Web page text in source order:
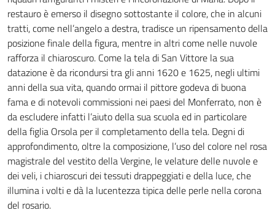
restauro è emerso il disegno sottostante il colore, che in alcuni
tratti, come nell’angelo a destra, tradisce un ripensamento della
posizione finale della figura, mentre in altri come nelle nuvole
rafforza il chiaroscuro. Come la tela di San Vittore la sua
datazione è da ricondursi tra gli anni 1620 e 1625, negli ultimi
anni della sua vita, quando ormai il pittore godeva di buona
fama e di notevoli commissioni nei paesi del Monferrato, non è
da escludere infatti l’aiuto della sua scuola ed in particolare
della figlia Orsola per il completamento della tela. Degni di
approfondimento, oltre la composizione, l’uso del colore nel rosa
magistrale del vestito della Vergine, le velature delle nuvole e
dei veli, i chiaroscuri dei tessuti drappeggiati e della luce, che
illumina i volti e dà la lucentezza tipica delle perle nella corona
del rosario.